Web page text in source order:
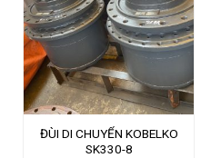
ĐÙI DI CHUYỂN KOBELKO
SK330-8